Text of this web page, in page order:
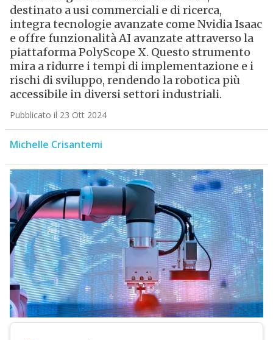
destinato a usi commerciali e di ricerca,
integra tecnologie avanzate come Nvidia Isaac
e offre funzionalità AI avanzate attraverso la
piattaforma PolyScope X. Questo strumento
mira a ridurre i tempi di implementazione e i
rischi di sviluppo, rendendo la robotica più
accessibile in diversi settori industriali.
Pubblicato il 23 Ott 2024
Michelle Crisantemi